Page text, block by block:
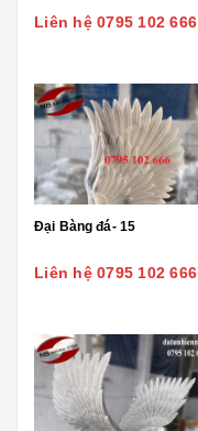
Liên hệ 0795 102 666
Đại Bàng đá- 15
Liên hệ 0795 102 666